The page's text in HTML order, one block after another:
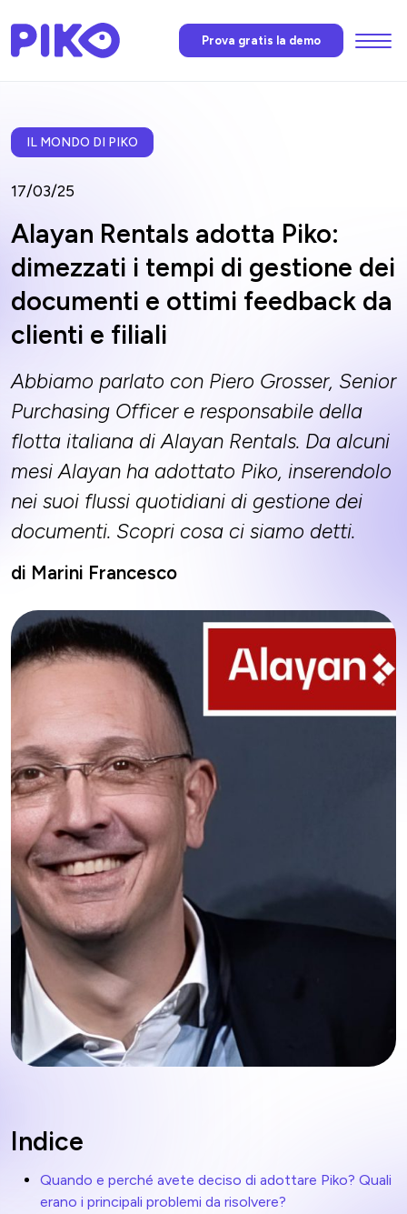
Prova gratis la demo
IL MONDO DI PIKO
17/03/25
Alayan Rentals adotta Piko:
dimezzati i tempi di gestione dei
documenti e ottimi feedback da
clienti e filiali
Abbiamo parlato con Piero Grosser, Senior
Purchasing Officer e responsabile della
flotta italiana di Alayan Rentals. Da alcuni
mesi Alayan ha adottato Piko, inserendolo
nei suoi flussi quotidiani di gestione dei
documenti. Scopri cosa ci siamo detti.
di Marini Francesco
Indice
Quando e perché avete deciso di adottare Piko? Quali
erano i principali problemi da risolvere?
Menu
L’AI di Piko
News
Faq
Contatti